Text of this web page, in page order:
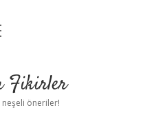
Fikirler
neşeli öneriler!